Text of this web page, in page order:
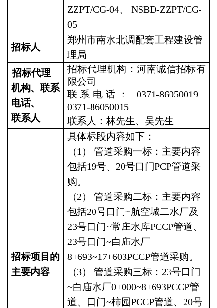
ZZPT/CG-04、
NSBD-ZZPT/CG-
05
招标人
郑州市南水北调配套工程建设管
理局
招标代理
机构、联系
电话、
联系人
招标代理机构：河南诚信招标有
限公司
联系电话：
0371-86050019
0371-86050015
联系人：林先生、 吴先生
招标项目的
主要内容
具体标段内容如下：
（1 ）
管道采购一标：主要内容
包括19号、 20号口门PCP管道采
购。
（2）
管道采购二标：主要内容
包括20号口门~航空城二水厂及
23号口门~常庄水库PCCP管道、
23号口门~白庙水厂
8+693~17+603PCCP管道采购。
（3） 管道采购三标： 23号口门
~白庙水厂0+000~8+693PCCP管
道、口门~柿园PCCP管道、 20号